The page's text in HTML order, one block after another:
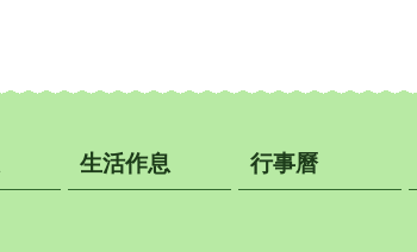
生活作息 行事曆